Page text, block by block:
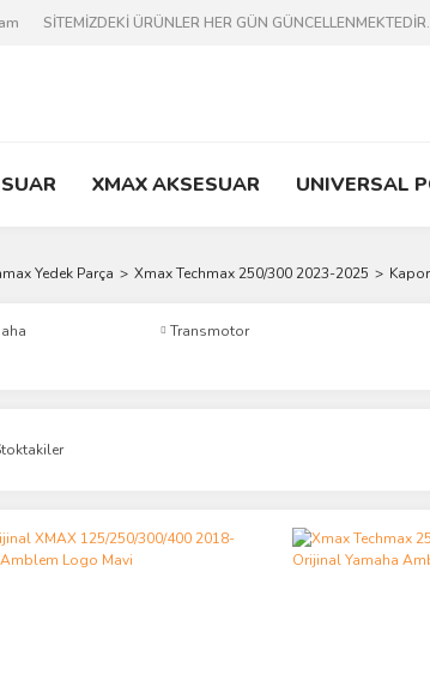
SİTEMİZDEKİ ÜRÜNLER HER GÜN
XMAX AKSESUAR UNIVERSAL
Yedek Parça Xmax Techmax 250/300 2023-2025
Transmotor